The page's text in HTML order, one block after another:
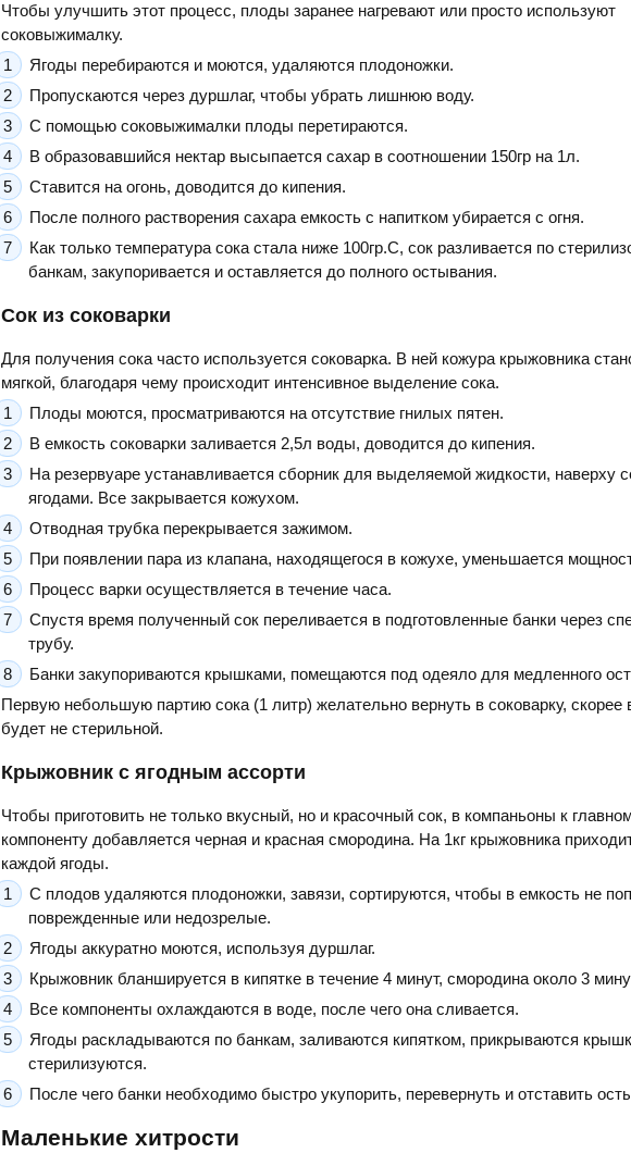
Чтобы улучшить этот процесс, плоды заранее нагревают или просто используют
соковыжималку.
Ягоды перебираются и моются, удаляются плодоножки.
Пропускаются через дуршлаг, чтобы убрать лишнюю воду.
С помощью соковыжималки плоды перетираются.
В образовавшийся нектар высыпается сахар в соотношении 150гр на 1л.
Ставится на огонь, доводится до кипения.
После полного растворения сахара емкость с напитком убирается с огня.
Как только температура сока стала ниже 100гр.С, сок разливается по
банкам, закупоривается и оставляется до полного остывания.
Сок из соковарки
Для получения сока часто используется соковарка. В ней кожура крыжовника
мягкой, благодаря чему происходит интенсивное выделение сока.
Плоды моются, просматриваются на отсутствие гнилых пятен.
В емкость соковарки заливается 2,5л воды, доводится до кипения.
На резервуаре устанавливается сборник для выделяемой жидкости, наверху
ягодами. Все закрывается кожухом.
Отводная трубка перекрывается зажимом.
При появлении пара из клапана, находящегося в кожухе, уменьшается
Процесс варки осуществляется в течение часа.
Спустя время полученный сок переливается в подготовленные банки через
трубу.
Банки закупориваются крышками, помещаются под одеяло для медленного
Первую небольшую партию сока (1 литр) желательно вернуть в соковарку, скорее
будет не стерильной.
Крыжовник с ягодным ассорти
Чтобы приготовить не только вкусный, но и красочный сок, в компаньоны к
компоненту добавляется черная и красная смородина. На 1кг крыжовника
каждой ягоды.
С плодов удаляются плодоножки, завязи, сортируются, чтобы в емкость не
поврежденные или недозрелые.
Ягоды аккуратно моются, используя дуршлаг.
Крыжовник бланшируется в кипятке в течение 4 минут, смородина около 3
Все компоненты охлаждаются в воде, после чего она сливается.
Ягоды раскладываются по банкам, заливаются кипятком, прикрываются
стерилизуются.
После чего банки необходимо быстро укупорить, перевернуть и отставить
Маленькие хитрости